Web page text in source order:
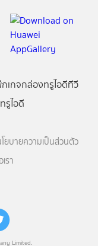
Limited.
เกจกล่องทรูไอดีทีวี
รูไอดี
ยบายความเป็นส่วนตัว
รา